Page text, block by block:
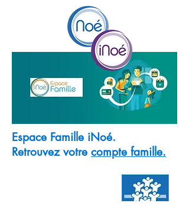
Espace Famille iNoé.
Retrouvez votre compte famille.